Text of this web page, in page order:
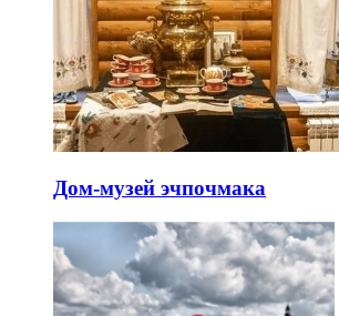
Дом-музей эчпочмака